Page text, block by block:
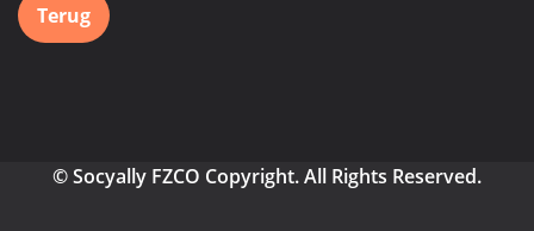
Terug
© Socyally FZCO Copyright. All Rights Reserved.